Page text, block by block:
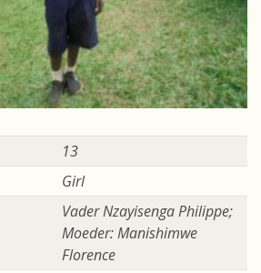
13
Girl
Vader Nzayisenga Philippe;
Moeder: Manishimwe
Florence